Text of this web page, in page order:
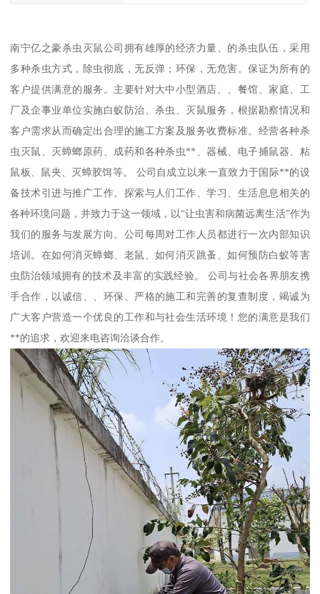
南宁亿之豪杀虫灭鼠公司拥有雄厚的经济力量、的杀虫队伍，采用
多种杀虫方式，除虫彻底，无反弹；环保，无危害。保证为所有的
客户提供满意的服务。主要针对大中小型酒店、、餐馆、家庭、工
厂及企事业单位实施白蚁防治、杀虫、灭鼠服务，根据勘察情况和
客户需求从而确定出合理的施工方案及服务收费标准。经营各种杀
虫灭鼠、灭蟑螂原药、成药和各种杀虫**、器械、电子捕鼠器、粘
鼠板、鼠夹、灭蟑胶饵等。 公司自成立以来一直致力于国际**的设
备技术引进与推广工作。探索与人们工作、学习、生活息息相关的
各种环境问题，并致力于这一领域，以“让虫害和病菌远离生活”作为
我们的服务与发展方向。公司每周对工作人员都进行一次内部知识
培训。在如何消灭蟑螂、老鼠、如何消灭跳蚤、如何预防白蚁等害
虫防治领域拥有的技术及丰富的实践经验。 公司与社会各界朋友携
手合作，以诚信、、环保、严格的施工和完善的复查制度，竭诚为
广大客户营造一个优良的工作和与社会生活环境！您的满意是我们
**的追求，欢迎来电咨询洽谈合作。